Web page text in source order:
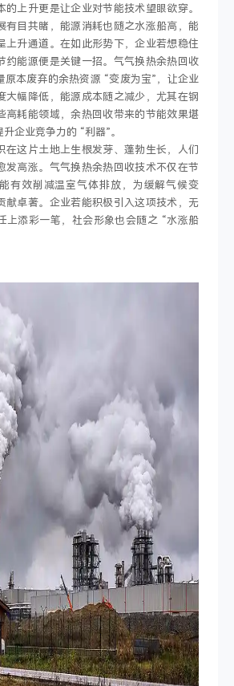
上升更是让企业对节能技术望眼欲穿。
有目共睹，能源消耗也随之水涨船高，能
上升通道。在如此形势下，企业若想稳住
约能源便是关键一招。气气换热余热回收
原本废弃的余热资源 “变废为宝”，让企业
大幅降低，能源成本随之减少，尤其在钢
高耗能领域，余热回收带来的节能效果堪
企业竞争力的 “利器”。
这片土地上生根发芽、蓬勃生长，人们
发高涨。气气换热余热回收技术不仅在节
有效削减温室气体排放，为缓解气候变
献卓著。企业若能积极引入这项技术，无
上添彩一笔，社会形象也会随之 “水涨船